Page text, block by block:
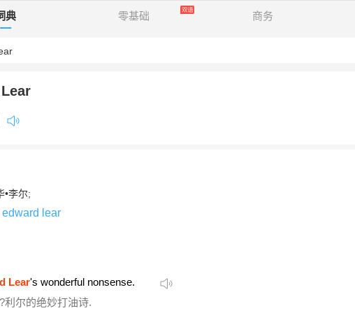
典 零基础 商务
•李尔;
edward lear
Lear's wonderful nonsense.
利尔的绝妙打油诗.